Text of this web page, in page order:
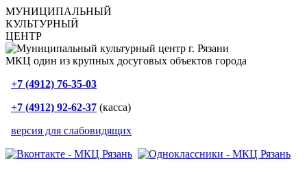
МУНИЦИПАЛЬНЫЙ
КУЛЬТУРНЫЙ
ЦЕНТР
МКЦ один из крупных досуговых объектов города
+7 (4912) 76-35-03
+7 (4912) 92-62-37 (касса)
версия для слабовидящих